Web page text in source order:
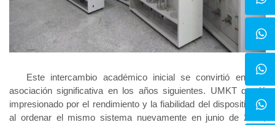
Este intercambio académico inicial se convirtió en una
asociación significativa en los años siguientes. UMKT quedó
impresionado por el rendimiento y la fiabilidad del dispositivo, y
al ordenar el mismo sistema nuevamente en junio de 2025,